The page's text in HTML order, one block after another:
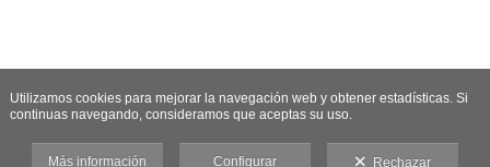
Utilizamos cookies para mejorar la navegación web y obtener estadísticas. Si
continuas navegando, consideramos que aceptas su uso.
Más información Configurar Rechazar